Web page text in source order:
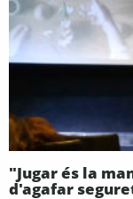
"Jugar és la
d'agafar